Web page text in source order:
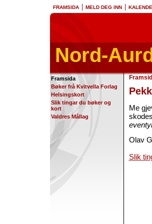
FRAMSIDA MELD DEG INN
Nord-
Framsida
Bøker frå Kvitvella Forlag
Helsingskort
Slik tingar du bøker og
kort
Valdres Mållag
Me
Olav
Slik